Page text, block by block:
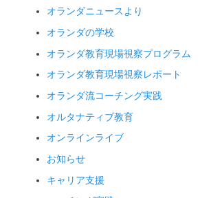
オランダニュースより
オランダの学校
オランダ教育現場視察プログラム
オランダ教育現場視察レポート
オランダ流コーチング実践
オルタナティブ教育
オンラインライブ
お知らせ
キャリア支援